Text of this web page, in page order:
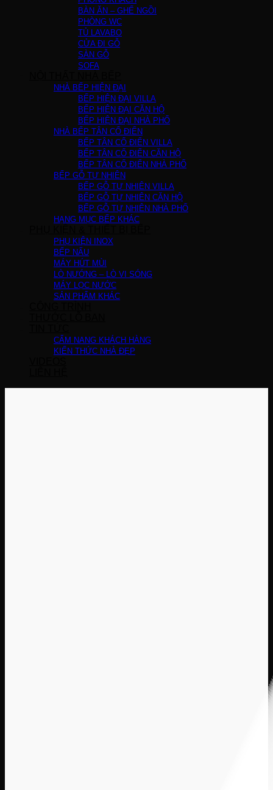
BÀN ĂN – GHẾ NGỒI
PHÒNG WC
TỦ LAVABO
CỬA ĐI GỖ
SÀN GỖ
SOFA
NHÀ BẾP HIỆN ĐẠI
BẾP HIỆN ĐẠI VILLA
BẾP HIỆN ĐẠI CĂN HỘ
BẾP HIỆN ĐẠI NHÀ PHỐ
NHÀ BẾP TÂN CỔ ĐIỂN
BẾP TÂN CỔ ĐIỂN VILLA
BẾP TÂN CỔ ĐIỂN CĂN HỘ
BẾP TÂN CỔ ĐIỂN NHÀ PHỐ
BẾP GỖ TỰ NHIÊN
BẾP GỖ TỰ NHIÊN VILLA
BẾP GỖ TỰ NHIÊN CĂN HỘ
BẾP GỖ TỰ NHIÊN NHÀ PHỐ
HẠNG MỤC BẾP KHÁC
PHỤ KIỆN INOX
BẾP NẤU
MÁY HÚT MÙI
LÒ NƯỚNG – LÒ VI SÓNG
MÁY LỌC NƯỚC
SẢN PHẨM KHÁC
CẨM NANG KHÁCH HÀNG
KIẾN THỨC NHÀ ĐẸP